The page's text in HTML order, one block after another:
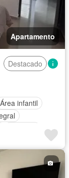
Apartamento
Destacado
Área infantil